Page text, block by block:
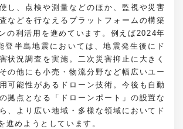
し、点検や測量などのほか、監視や災害
などを行なえるプラットフォームの構築
の利活用を進めています。例えば2024年
登半島地震においては、地震発生後にド
状況調査を実施。二次災害抑止に大きく
の他にも小売・物流分野など幅広いユー
可能性があるドローン技術。今後も自動
拠点となる「ドローンポート」の設置な
、より広い地域・多様な領域においてド
進めようとしています。